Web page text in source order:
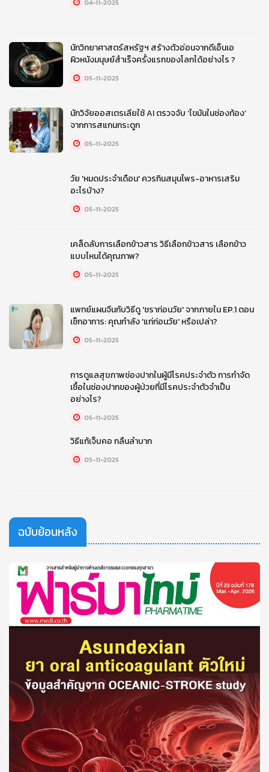
04-11-2025
นักวิทยาศาสตร์สหรัฐฯ สร้างตัวอ่อนจากดีเอ็นเอ
ผิวหนังมนุษย์สำเร็จครั้งแรกของโลกได้อย่างไร ?
05-11-2025
นักวิจัยออสเตรเลียใช้ AI ตรวจจับ ‘ไขมันในช่องท้อง’
จากการสแกนกระดูก
05-11-2025
วัย 'หมดประจำเดือน' ควรกินสมุนไพร-อาหารเสริม
อะไรบ้าง?
05-11-2025
เคล็ดลับการเลือกข้าวสาร วิธีเลือกข้าวสาร เลือกข้าว
แบบไหนได้คุณภาพ?
05-11-2025
แพทย์แผนจีนกับวิธีดู 'ชราก่อนวัย' จากภายใน EP.1 ตอน
เช็กอาการ: คุณกำลัง 'แก่ก่อนวัย' หรือเปล่า?
05-11-2025
การดูแลสุขภาพช่องปากในผู้มีโรคประจำตัว การกำจัด
เชื้อในช่องปากของผู้ป่วยที่มีโรคประจำตัวจำเป็น
อย่างไร?
05-11-2025
วิธีแก้เจ็บคอ กลืนลำบาก
05-11-2025
ฉบับย้อนหลัง